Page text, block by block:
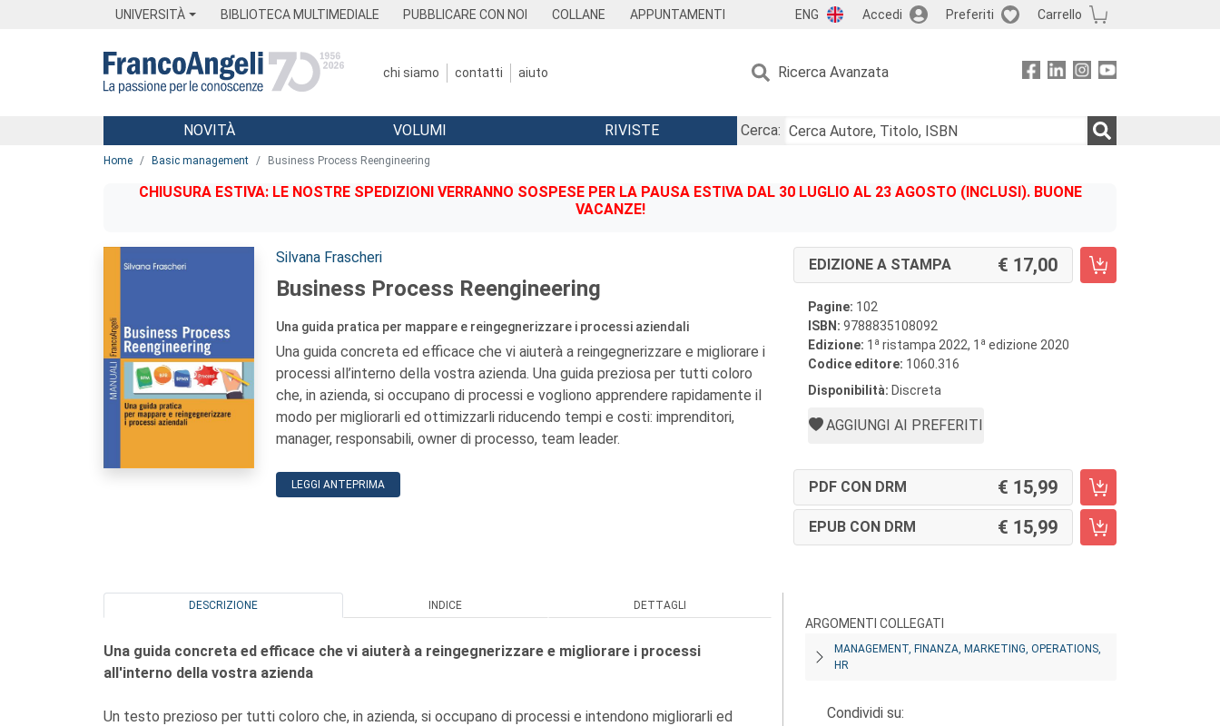
UNIVERSITÀ BIBLIOTECA MULTIMEDIALE PUBBLICARE CON NOI COLLANE APPUNTAMENTI ENG Accedi Preferiti Carrello
chi siamo contatti aiuto Ricerca Avanzata
Menu
NOVITÀ VOLUMI RIVISTE
Cerca:
Home Basic management Business Process Reengineering
CHIUSURA ESTIVA: LE NOSTRE SPEDIZIONI VERRANNO SOSPESE PER LA PAUSA ESTIVA DAL 30 LUGLIO AL 23 AGOSTO (INCLUSI). BUONE
VACANZE!
Autori:
Silvana Frascheri
Business Process Reengineering
Una guida pratica per mappare e reingegnerizzare i processi aziendali
Una guida concreta ed efficace che vi aiuterà a reingegnerizzare e migliorare i
processi all’interno della vostra azienda. Una guida preziosa per tutti coloro
che, in azienda, si occupano di processi e vogliono apprendere rapidamente il
modo per migliorarli ed ottimizzarli riducendo tempi e costi: imprenditori,
manager, responsabili, owner di processo, team leader.
LEGGI ANTEPRIMA
EDIZIONE A STAMPA 17,00
Pagine: 102
ISBN: 9788835108092
Edizione: 1 a ristampa 2022, 1 a edizione 2020
Codice editore: 1060.316
Disponibilità: Discreta
AGGIUNGI AI PREFERITI
PDF CON DRM 15,99
EPUB CON DRM 15,99
DESCRIZIONE INDICE DETTAGLI
Una guida concreta ed efficace che vi aiuterà a reingegnerizzare e migliorare i processi
all'interno della vostra azienda
Un testo prezioso per tutti coloro che, in azienda, si occupano di processi e intendono migliorarli ed
ARGOMENTI COLLEGATI
MANAGEMENT, FINANZA, MARKETING, OPERATIONS,
HR
Condividi su: